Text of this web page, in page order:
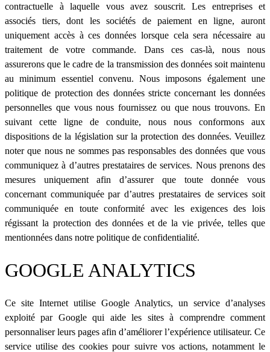
contractuelle à laquelle vous avez souscrit. Les entreprises et
associés tiers, dont les sociétés de paiement en ligne, auront
uniquement accès à ces données lorsque cela sera nécessaire au
traitement de votre commande. Dans ces cas-là, nous nous
assurerons que le cadre de la transmission des données soit maintenu
au minimum essentiel convenu. Nous imposons également une
politique de protection des données stricte concernant les données
personnelles que vous nous fournissez ou que nous trouvons. En
suivant cette ligne de conduite, nous nous conformons aux
dispositions de la législation sur la protection des données. Veuillez
noter que nous ne sommes pas responsables des données que vous
communiquez à d’autres prestataires de services. Nous prenons des
mesures uniquement afin d’assurer que toute donnée vous
concernant communiquée par d’autres prestataires de services soit
communiquée en toute conformité avec les exigences des lois
régissant la protection des données et de la vie privée, telles que
mentionnées dans notre politique de confidentialité.
GOOGLE ANALYTICS
Ce site Internet utilise Google Analytics, un service d’analyses
exploité par Google qui aide les sites à comprendre comment
personnaliser leurs pages afin d’améliorer l’expérience utilisateur. Ce
service utilise des cookies pour suivre vos actions, notamment le